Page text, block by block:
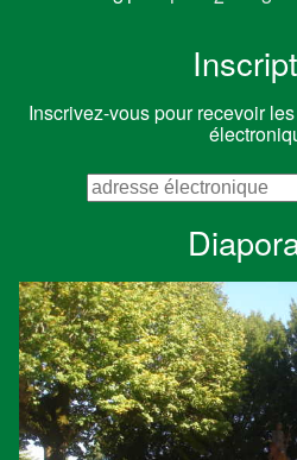
Inscrivez-vous pour recevoir